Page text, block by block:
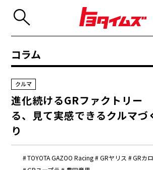
最近のトヨタ
コラム
コラム
TOYOTA GAZOO Racing GRヤリス
GRカ
クルマ
進化続けるGRファクトリー
る、見て実感できるクルマづ
り